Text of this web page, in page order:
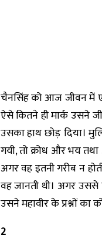
चैनसिंह को आज जीवन में
ऐसे कितने ही मार्क उसने
उसका हाथ छोड़ दिया।
गयी, तो क्रोध और भय
अगर वह इतनी गरीब न
वह जानती थी। अगर
उसने महावीर के प्रश्नों का
2